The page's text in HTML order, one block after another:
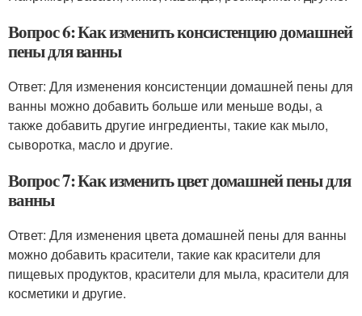
Вопрос 6: Как изменить консистенцию домашней
пены для ванны
Ответ: Для изменения консистенции домашней пены для
ванны можно добавить больше или меньше воды, а
также добавить другие ингредиенты, такие как мыло,
сыворотка, масло и другие.
Вопрос 7: Как изменить цвет домашней пены для
ванны
Ответ: Для изменения цвета домашней пены для ванны
можно добавить красители, такие как красители для
пищевых продуктов, красители для мыла, красители для
косметики и другие.